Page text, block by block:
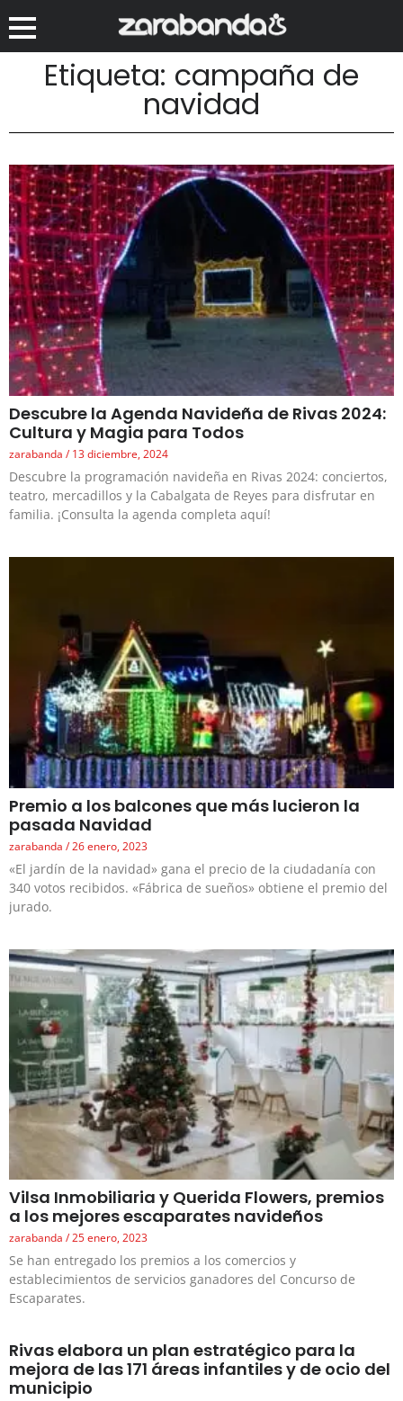
Etiqueta: campaña de
navidad
Descubre la Agenda Navideña de Rivas 2024:
Cultura y Magia para Todos
zarabanda 13 diciembre, 2024
Descubre la programación navideña en Rivas 2024: conciertos,
teatro, mercadillos y la Cabalgata de Reyes para disfrutar en
familia. ¡Consulta la agenda completa aquí!
Premio a los balcones que más lucieron la
pasada Navidad
zarabanda 26 enero, 2023
«El jardín de la navidad» gana el precio de la ciudadanía con
340 votos recibidos. «Fábrica de sueños» obtiene el premio del
jurado.
Vilsa Inmobiliaria y Querida Flowers, premios
a los mejores escaparates navideños
zarabanda 25 enero, 2023
Se han entregado los premios a los comercios y
establecimientos de servicios ganadores del Concurso de
Escaparates.
Rivas elabora un plan estratégico para la
mejora de las 171 áreas infantiles y de ocio del
municipio